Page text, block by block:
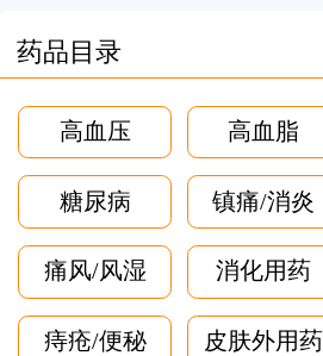
药品目录
高血压 高血脂
糖尿病 镇痛/消炎
痛风/风湿 消化用药
痔疮/便秘 皮肤外用药